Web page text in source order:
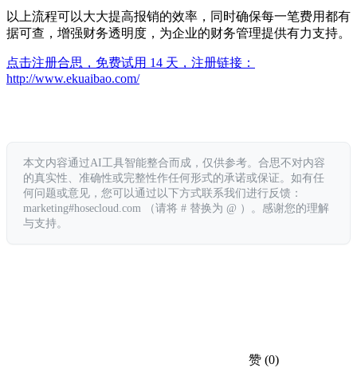
以上流程可以大大提高报销的效率，同时确保每一笔费用都有
据可查，增强财务透明度，为企业的财务管理提供有力支持。
点击注册合思，免费试用 14 天，注册链接：
http://www.ekuaibao.com/
本文内容通过AI工具智能整合而成，仅供参考。合思不对内容
的真实性、准确性或完整性作任何形式的承诺或保证。如有任
何问题或意见，您可以通过以下方式联系我们进行反馈：
marketing#hosecloud.com （请将 # 替换为 @ ）。感谢您的理解
与支持。
赞 (0)